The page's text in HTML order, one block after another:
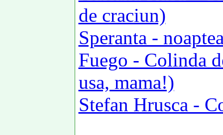
de craciun)
Speranta -
Fuego - Colinda
usa, mama!)
Stefan Hrusca -